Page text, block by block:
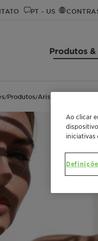
PT - US
Produtos
/Produtos/Aristoflex SUN
Ao clicar
iniciativas